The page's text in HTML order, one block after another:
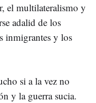
el multilateralismo y
adalid de los
inmigrantes y los
si a la vez no
y la guerra sucia.